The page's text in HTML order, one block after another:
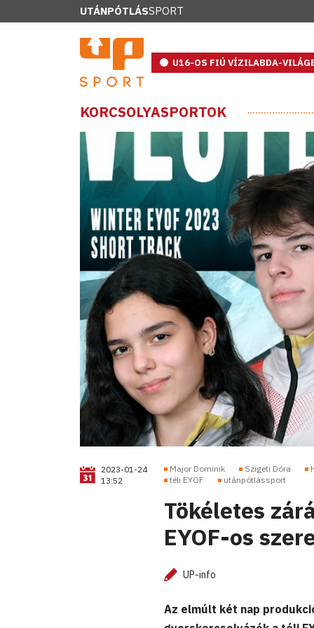
UTÁNPÓTLÁSSPORT
U16-OS FIÚ VÍZILABDA-
KORCSOLYASPORTOK
2023-01-24
13:52
Major Dominik Szigeti Dóra
téli EYOF
utánpótlássport
Tökéletes
EYOF-os
UP-info
Az elmúlt két nap